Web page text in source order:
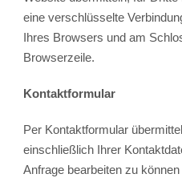
eine verschlüsselte
Ihres Browsers und am
Browserzeile.
Kontaktformular
Per Kontaktformular
einschließlich Ihrer
Anfrage bearbeiten zu